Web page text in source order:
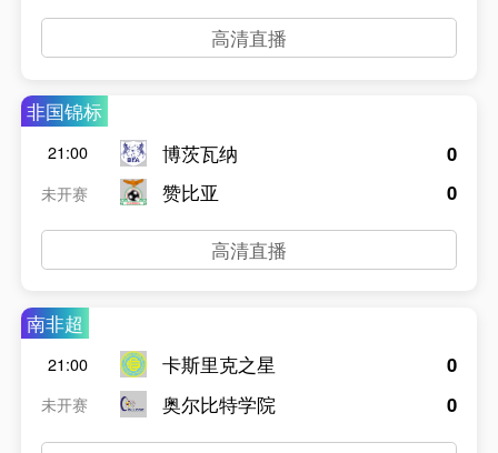
高清直播
非国锦标
21:00
未开赛
博茨瓦纳
赞比亚
0
0
高清直播
南非超
21:00
未开赛
卡斯里克之星
奥尔比特学院
0
0